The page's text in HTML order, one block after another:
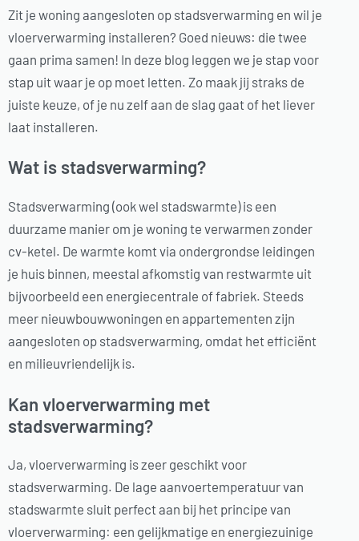
Zit je woning aangesloten op stadsverwarming en wil je
vloerverwarming installeren? Goed nieuws: die twee
gaan prima samen! In deze blog leggen we je stap voor
stap uit waar je op moet letten. Zo maak jij straks de
juiste keuze, of je nu zelf aan de slag gaat of het liever
laat installeren.
Wat is stadsverwarming?
Stadsverwarming (ook wel stadswarmte) is een
duurzame manier om je woning te verwarmen zonder
cv-ketel. De warmte komt via ondergrondse leidingen
je huis binnen, meestal afkomstig van restwarmte uit
bijvoorbeeld een energiecentrale of fabriek. Steeds
meer nieuwbouwwoningen en appartementen zijn
aangesloten op stadsverwarming, omdat het efficiënt
en milieuvriendelijk is.
Kan vloerverwarming met
stadsverwarming?
Ja, vloerverwarming is zeer geschikt voor
stadsverwarming. De lage aanvoertemperatuur van
stadswarmte sluit perfect aan bij het principe van
vloerverwarming: een gelijkmatige en energiezuinige